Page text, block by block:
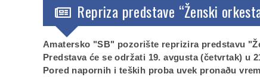
Repriza predstave “Ženski
Amatersko "SB" pozorište reprizira predstavu
Predstava će se održati 19. avgusta (četvrtak) u
Pored napornih i teških proba uvek pronaðu